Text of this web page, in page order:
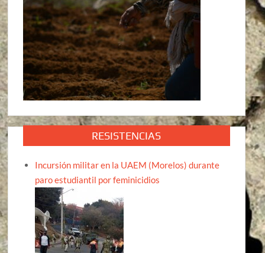
RESISTENCIAS
Incursión militar en la UAEM (Morelos) durante
paro estudiantil por feminicidios